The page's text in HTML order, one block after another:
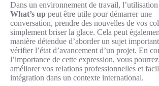
Dans un environnement de travail,
What’s up peut être utile pour démarrer une
conversation, prendre des nouvelles de vos
simplement briser la glace. Cela peut
manière détendue d’aborder un sujet
vérifier l’état d’avancement d’un projet. En
l’importance de cette expression, vous pourrez
améliorer vos relations professionnelles et
intégration dans un contexte international.